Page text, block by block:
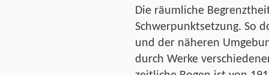
Die räumliche
Schwerpunktsetzung. So
und der näheren
durch Werke